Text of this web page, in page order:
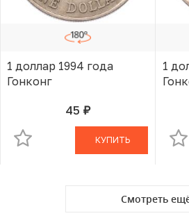
1 доллар 1994 года
Гонконг
45 руб.В КОРЗИНЕ
КУПИТЬ
1
Смотреть